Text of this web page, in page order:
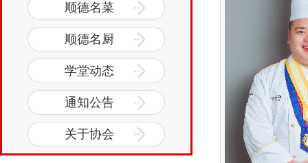
顺德名菜
顺德名厨
学堂动态
通知公告
关于协会